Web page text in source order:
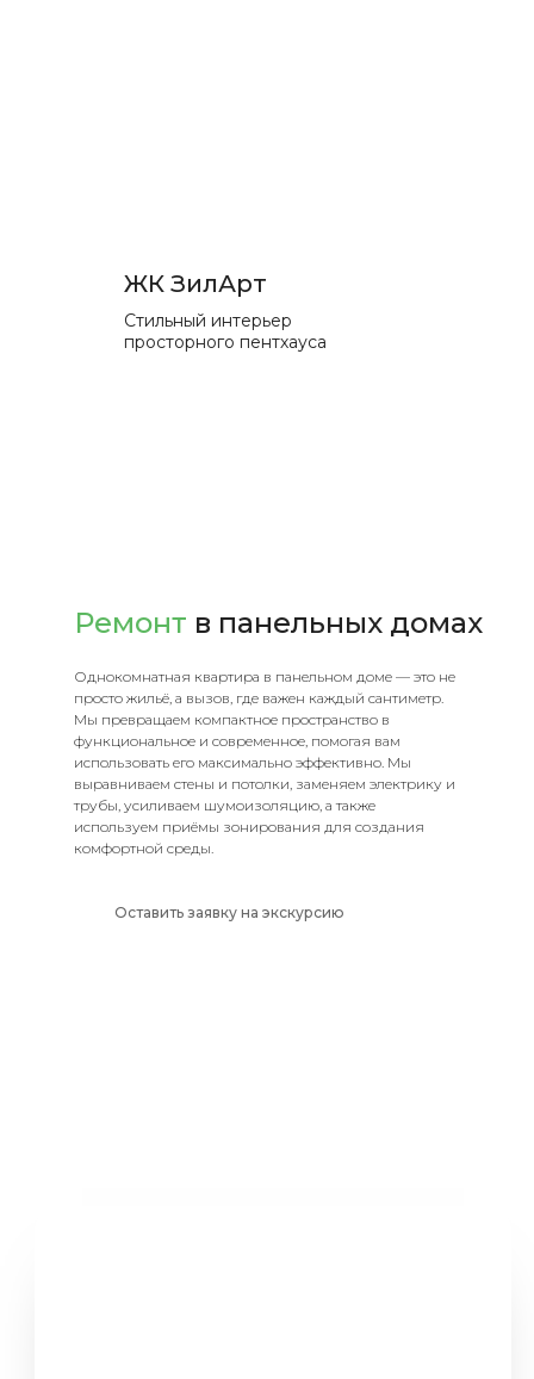
ЖК ЗилАрт
Стильный интерьер
просторного пентхауса
Ремонт в панельных домах
Однокомнатная квартира в панельном доме — это не
просто жильё, а вызов, где важен каждый сантиметр.
Мы превращаем компактное пространство в
функциональное и современное, помогая вам
использовать его максимально эффективно. Мы
выравниваем стены и потолки, заменяем электрику и
трубы, усиливаем шумоизоляцию, а также
используем приёмы зонирования для создания
комфортной среды.
Оставить заявку на экскурсию